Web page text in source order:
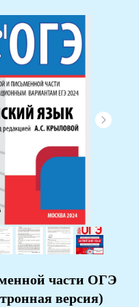
части ОГЭ
версия)